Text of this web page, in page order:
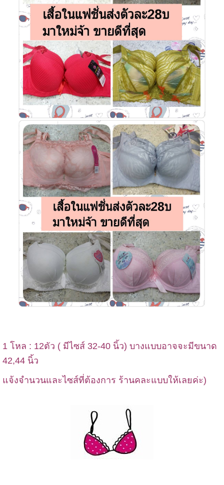
1 โหล : 12ตัว ( มีไซส์ 32-40 นิ้ว) บางแบบอาจจะมีขนาด
42,44 นิ้ว
แจ้งจำนวนและไซส์ที่ต้องการ ร้านคละแบบให้เลยค่ะ)